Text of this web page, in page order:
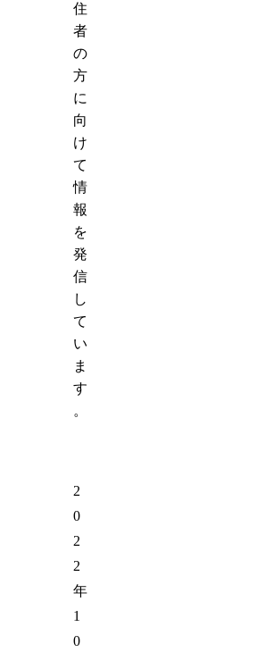
住
者
の
方
に
向
け
て
情
報
を
発
信
し
て
い
ま
す
。
2
0
2
2
年
1
0